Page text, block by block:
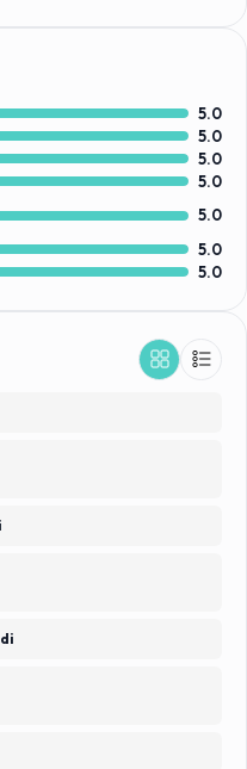
Dir Dein clever fit die
Dir einfach mit clever fit
Gerne auch mit
Flexible
und
Deinen persönlichen
5.0
5.0
5.0
5.0
5.0
5.0
5.0